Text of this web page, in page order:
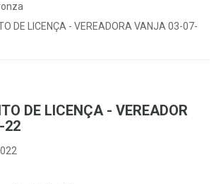
DE LICENÇA - VEREADORA VANJA 03-07-
DE LICENÇA - VEREADOR
22